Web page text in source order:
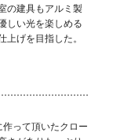
の建具もアルミ製
しい光を楽しめる
げを目指した。
って頂いたクロー